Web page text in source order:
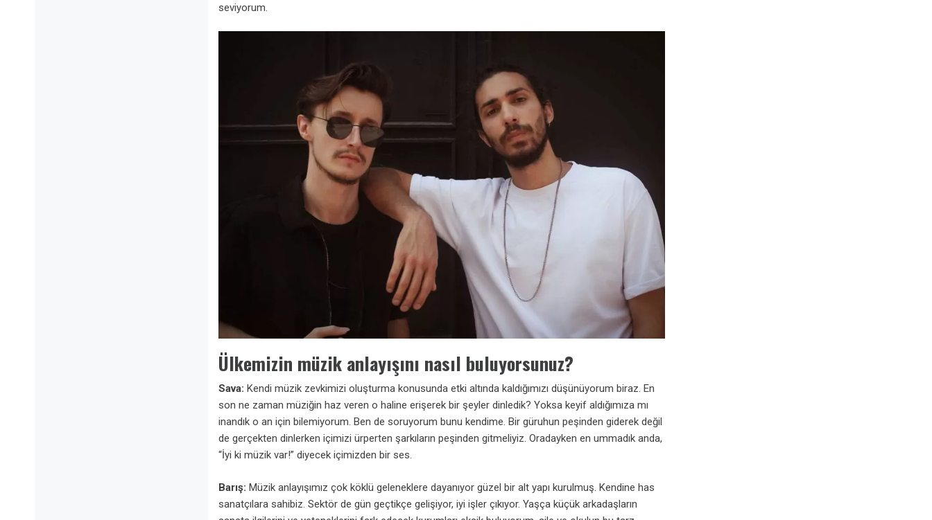
seviyorum.
Ülkemizin müzik anlayışını nasıl buluyorsunuz?
Sava: Kendi müzik zevkimizi oluşturma konusunda etki altında kaldığımızı düşünüyorum biraz. En
son ne zaman müziğin haz veren o haline erişerek bir şeyler dinledik? Yoksa keyif aldığımıza mı
inandık o an için bilemiyorum. Ben de soruyorum bunu kendime. Bir güruhun peşinden giderek değil
de gerçekten dinlerken içimizi ürperten şarkıların peşinden gitmeliyiz. Oradayken en ummadık anda,
“İyi ki müzik var!” diyecek içimizden bir ses.
Barış: Müzik anlayışımız çok köklü geleneklere dayanıyor güzel bir alt yapı kurulmuş. Kendine has
sanatçılara sahibiz. Sektör de gün geçtikçe gelişiyor, iyi işler çıkıyor. Yaşça küçük arkadaşların